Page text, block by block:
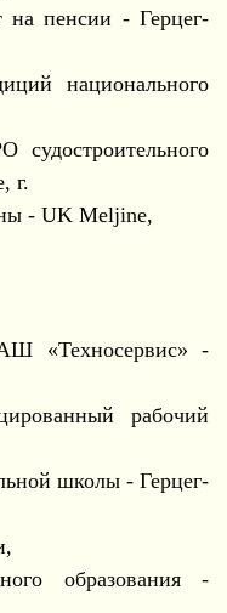
пенсии - Герцег-
национального
г.
- UK Meljine,
«Техносервис» -
рабочий
школы - Герцег-
образования -